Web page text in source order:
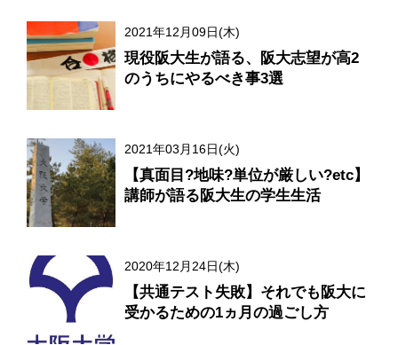
2021年12月09日(木)
現役阪大生が語る、阪大志望が高2
のうちにやるべき事3選
2021年03月16日(火)
【真面目?地味?単位が厳しい?etc】
講師が語る阪大生の学生生活
2020年12月24日(木)
【共通テスト失敗】それでも阪大に
受かるための1ヵ月の過ごし方